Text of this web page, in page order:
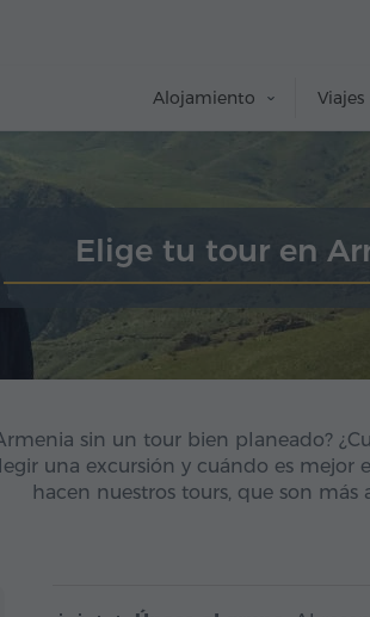
Alojamiento Viajes
Elige tu tour en
sin un tour bien planeado?
una excursión y cuándo es
hacen nuestros tours, que son más